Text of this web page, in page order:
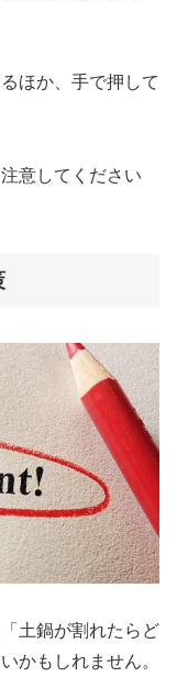
ほか、手で押して
意してください
土鍋が割れたらど
かもしれません。